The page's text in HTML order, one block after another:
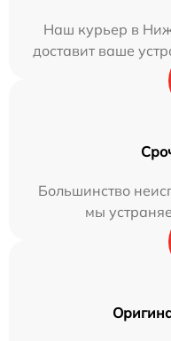
Наш курьер в
доставит ваше
Большинство
мы